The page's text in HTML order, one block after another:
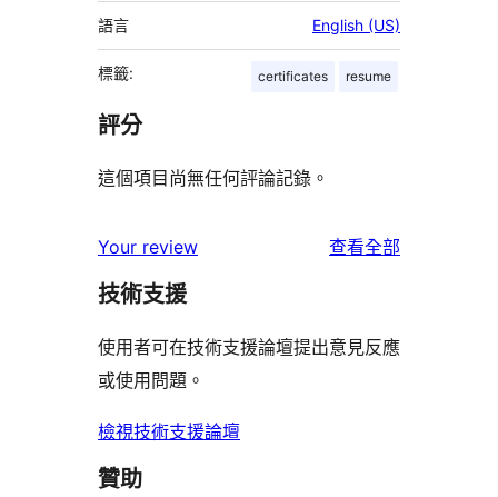
語言 English (US)
標籤: certificates resume
評分
這個項目尚無任何評論記錄。
Your review 查看全部
評
技術支援
使用者可在技術支援論壇提出意見反應
或使用問題。
檢視技術支援論壇
贊助